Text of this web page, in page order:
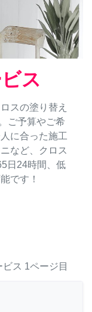
ス
スの塗り替え
ご予算やご希
に合った施工
など、クロス
日24時間、低
です！
ビス 1ページ目